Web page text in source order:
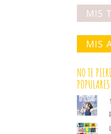
MIS
MIS
NO TE
POPULARES